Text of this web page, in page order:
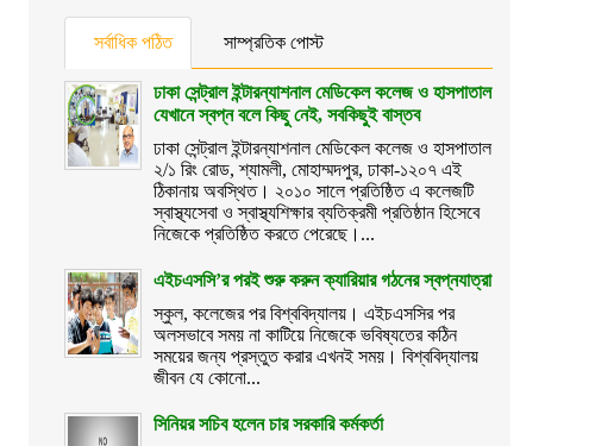
সর্বাধিক পঠিত সাম্প্রতিক পোস্ট
ঢাকা সেন্ট্রাল ইন্টারন্যাশনাল মেডিকেল কলেজ ও হাসপাতাল
যেখানে স্বপ্ন বলে কিছু নেই, সবকিছুই বাস্তব
ঢাকা সেন্ট্রাল ইন্টারন্যাশনাল মেডিকেল কলেজ ও হাসপাতাল
২/১ রিং রোড, শ্যামলী, মোহাম্মদপুর, ঢাকা-১২০৭ এই
ঠিকানায় অবস্থিত। ২০১০ সালে প্রতিষ্ঠিত এ কলেজটি
স্বাস্থ্যসেবা ও স্বাস্থ্যশিক্ষার ব্যতিক্রমী প্রতিষ্ঠান হিসেবে
নিজেকে প্রতিষ্ঠিত করতে পেরেছে।...
এইচএসসি’র পরই শুরু করুন ক্যারিয়ার গঠনের স্বপ্নযাত্রা
স্কুল, কলেজের পর বিশ্ববিদ্যালয়। এইচএসসির পর
অলসভাবে সময় না কাটিয়ে নিজেকে ভবিষ্যতের কঠিন
সময়ের জন্য প্রস্তুত করার এখনই সময়। বিশ্ববিদ্যালয়
জীবন যে কোনো...
সিনিয়র সচিব হলেন চার সরকারি কর্মকর্তা